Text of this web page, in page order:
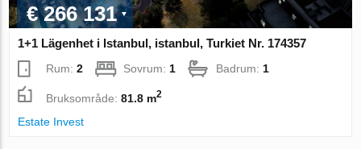
€ 266 131
1+1 Lägenhet i Istanbul, istanbul, Turkiet Nr. 174357
Rum:2 Sovrum: 1 Badrum: 1
Bruksområde:81.8 m2
Estate Invest